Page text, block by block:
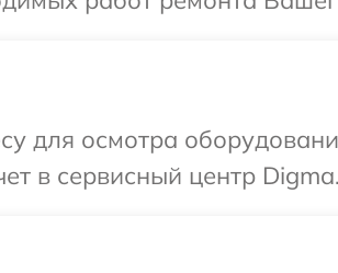
для осмотра
в сервисный центр Digma.